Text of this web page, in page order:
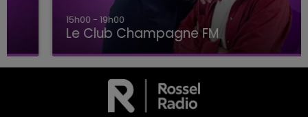
15h00 - 19h00
Le Club Champagne FM